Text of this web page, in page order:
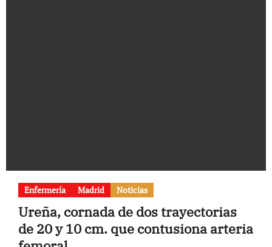
Enfermería Madrid Noticias
Ureña, cornada de dos trayectorias
de 20 y 10 cm. que contusiona arteria